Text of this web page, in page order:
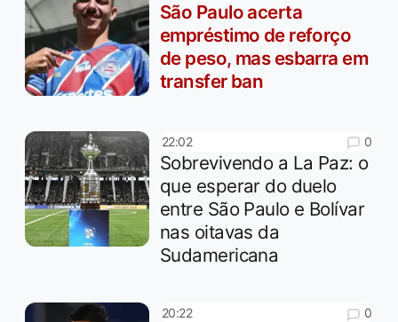
São Paulo acerta
empréstimo de reforço
de peso, mas esbarra em
transfer ban
22:02 0
Sobrevivendo a La Paz: o
que esperar do duelo
entre São Paulo e Bolívar
nas oitavas da
Sudamericana
20:22 0